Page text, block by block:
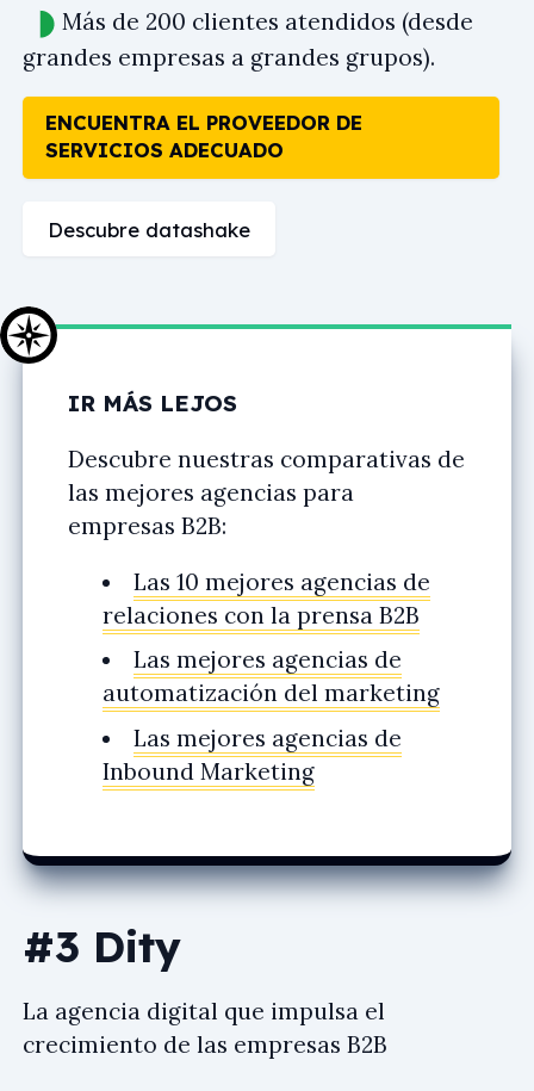
Más de 200 clientes atendidos (desde
grandes empresas a grandes grupos).
ENCUENTRA EL PROVEEDOR DE
SERVICIOS ADECUADO
Descubre datashake
IR MÁS LEJOS
Descubre nuestras comparativas de
las mejores agencias para
empresas B2B:
Las 10 mejores agencias de
relaciones con la prensa B2B
Las mejores agencias de
automatización del marketing
Las mejores agencias de
Inbound Marketing
#3 Dity
La agencia digital que impulsa el
crecimiento de las empresas B2B